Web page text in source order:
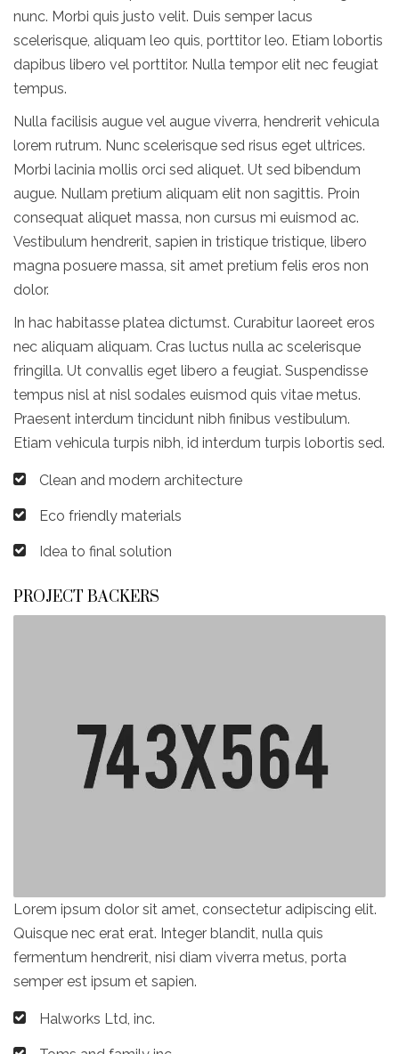
nunc. Morbi quis justo velit. Duis semper lacus
scelerisque, aliquam leo quis, porttitor leo. Etiam lobortis
dapibus libero vel porttitor. Nulla tempor elit nec feugiat
tempus.
Nulla facilisis augue vel augue viverra, hendrerit vehicula
lorem rutrum. Nunc scelerisque sed risus eget ultrices.
Morbi lacinia mollis orci sed aliquet. Ut sed bibendum
augue. Nullam pretium aliquam elit non sagittis. Proin
consequat aliquet massa, non cursus mi euismod ac.
Vestibulum hendrerit, sapien in tristique tristique, libero
magna posuere massa, sit amet pretium felis eros non
dolor.
In hac habitasse platea dictumst. Curabitur laoreet eros
nec aliquam aliquam. Cras luctus nulla ac scelerisque
fringilla. Ut convallis eget libero a feugiat. Suspendisse
tempus nisl at nisl sodales euismod quis vitae metus.
Praesent interdum tincidunt nibh finibus vestibulum.
Etiam vehicula turpis nibh, id interdum turpis lobortis sed.
Clean and modern architecture
Eco friendly materials
Idea to final solution
PROJECT BACKERS
Lorem ipsum dolor sit amet, consectetur adipiscing elit.
Quisque nec erat erat. Integer blandit, nulla quis
fermentum hendrerit, nisi diam viverra metus, porta
semper est ipsum et sapien.
Halworks Ltd, inc.